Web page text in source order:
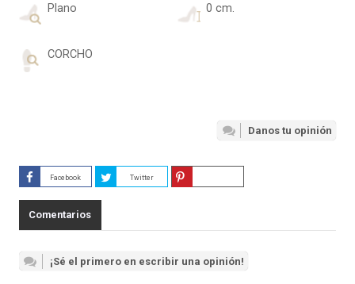
Plano 0 cm.
CORCHO
Danos tu opinión
Facebook Twitter
Comentarios
¡Sé el primero en escribir una opinión!